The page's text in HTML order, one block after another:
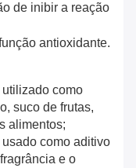
de inibir a reação
antioxidante.
como
suco de frutas,
alimentos;
como aditivo
e o